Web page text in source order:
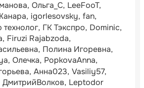
Ольга_С LeeFooT
igorlesovsky fan
технолог ГК Тэкспро Dominic
Firuzi Rajabzoda
Полина Игоревна
Олечка PopkovaAnna
Анна023 Vasiliy57
ДмитрийВолков Leptodor